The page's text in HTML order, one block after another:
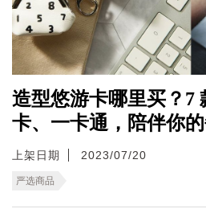
造型悠游卡哪里买？7
卡、一卡通，陪伴你
上架日期 2023/07/20
严选商品